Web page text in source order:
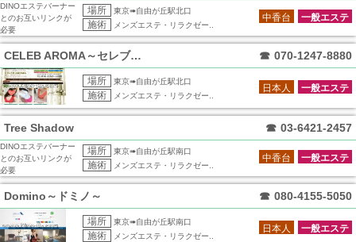
DINOエステバーナー
とのお互いリンクが
必要
場所 東京➠自由が丘駅北口
施術 メンズエステ・リラクゼー..
一般エステ
中香台
CELEB AROMA～セレブアロマ～自 ☎ 070-1247-8880
場所 東京➠自由が丘駅北口
施術 メンズエステ・リラクゼー..
一般エステ
日本人
Tree Shadow ☎ 03-6421-2457
DINOエステバーナー
とのお互いリンクが
必要
場所 東京➠自由が丘駅南口
施術 メンズエステ・リラクゼー..
一般エステ
中香台
Domino～ドミノ～ ☎ 080-4155-5050
場所 東京➠自由が丘駅南口
施術 メンズエステ・リラクゼー..
一般エステ
日本人